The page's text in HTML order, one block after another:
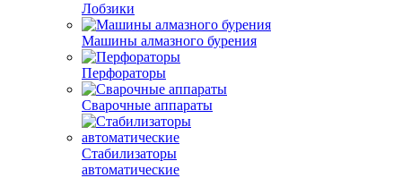
Лобзики
Машины алмазного бурения
Перфораторы
Сварочные аппараты
Стабилизаторы
автоматические